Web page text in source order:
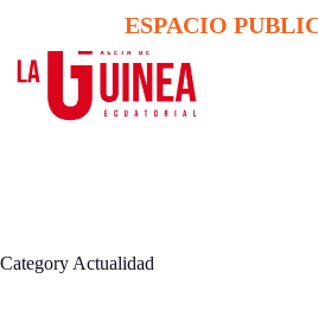
content
ESPACIO
Category Actualidad